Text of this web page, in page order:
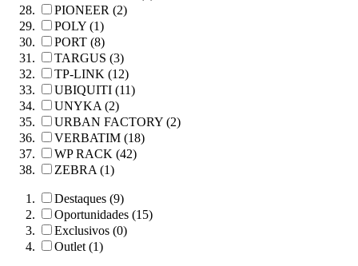
PIONEER (2)
POLY (1)
PORT (8)
TARGUS (3)
TP-LINK (12)
UBIQUITI (11)
UNYKA (2)
URBAN FACTORY (2)
VERBATIM (18)
WP RACK (42)
ZEBRA (1)
Destaques (9)
Oportunidades (15)
Exclusivos (0)
Outlet (1)